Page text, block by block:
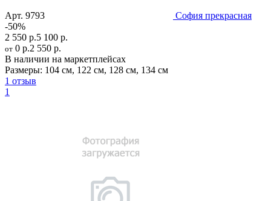
Арт. 9793
София прекрасная
-50%
2 550 р.5 100 р.
от 0 р.2 550 р.
В наличии на маркетплейсах
Размеры: 104 см, 122 см, 128 см, 134 см
1 отзыв
1